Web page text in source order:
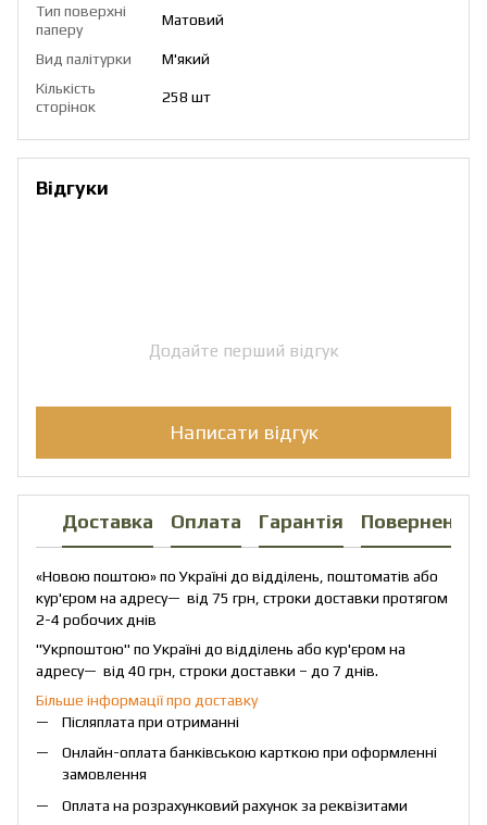
Тип поверхні
паперу
Матовий
Вид палітурки
М'який
Кількість
сторінок
258 шт
Відгуки
Додайте перший відгук
Написати відгук
Доставка Оплата Гарантія Повернення
«Новою поштою» по Україні до відділень, поштоматів або
кур'єром на адресу— від 75 грн, строки доставки протягом
2-4 робочих днів
"Укрпоштою" по Україні до відділень або кур'єром на
адресу— від 40 грн, строки доставки – до 7 днів.
Більше інформації про доставку
Післяплата при отриманні
Онлайн-оплата банківською карткою при оформленні
замовлення
Оплата на розрахунковий рахунок за реквізитами